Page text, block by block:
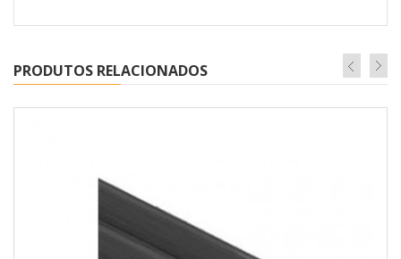
PRODUTOS RELACIONADOS